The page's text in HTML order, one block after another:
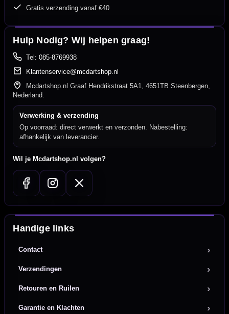
Gratis verzending vanaf €40
Hulp Nodig? Wij helpen graag!
Tel: 085-8769938
Klantenservice@mcdartshop.nl
Mcdartshop.nl Graaf Hendrikstraat 5A1, 4651TB Steenbergen,
Nederland.
Verwerking & verzending
Op voorraad: direct verwerkt en verzonden. Nabestelling:
afhankelijk van leverancier.
Wil je Mcdartshop.nl volgen?
Handige links
Contact
Verzendingen
Retouren en Ruilen
Garantie en Klachten